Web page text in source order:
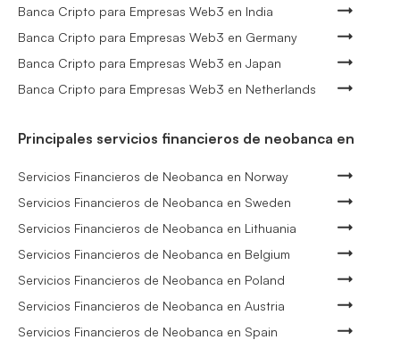
Banca Cripto para Empresas Web3 en India
Banca Cripto para Empresas Web3 en Germany
Banca Cripto para Empresas Web3 en Japan
Banca Cripto para Empresas Web3 en Netherlands
Principales servicios financieros de neobanca en
Servicios Financieros de Neobanca en Norway
Servicios Financieros de Neobanca en Sweden
Servicios Financieros de Neobanca en Lithuania
Servicios Financieros de Neobanca en Belgium
Servicios Financieros de Neobanca en Poland
Servicios Financieros de Neobanca en Austria
Servicios Financieros de Neobanca en Spain